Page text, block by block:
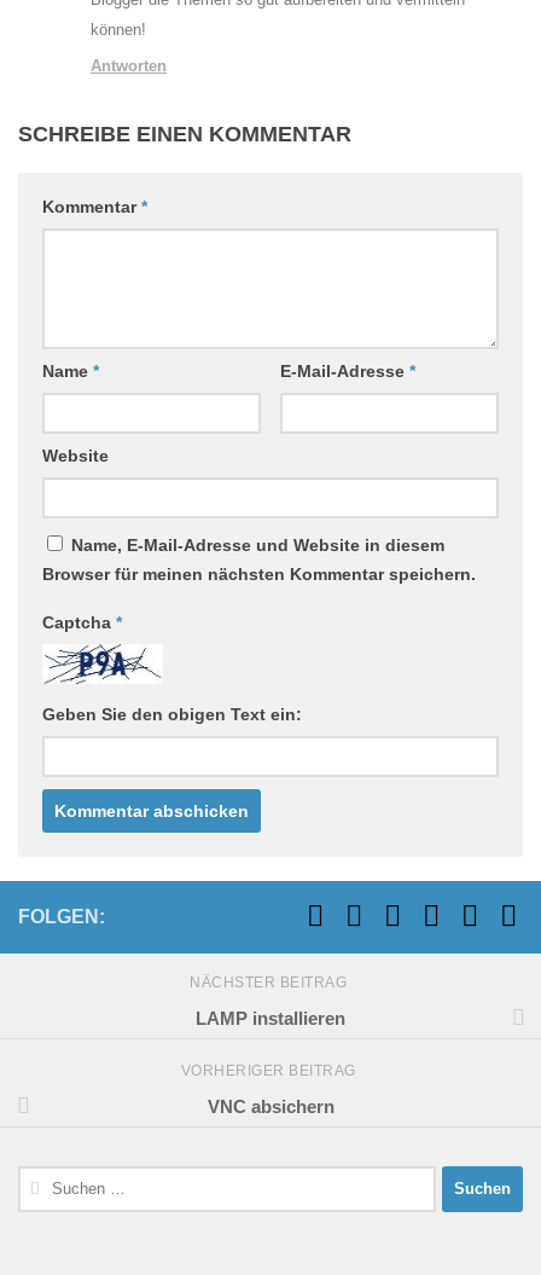
können!
Antworten
SCHREIBE EINEN KOMMENTAR
Kommentar*
Name * E-Mail-Adresse *
Website
Name, E-Mail-Adresse und Website in diesem
Browser für meinen nächsten Kommentar speichern.
Captcha *
Geben Sie den obigen Text ein:
FOLGEN:
NÄCHSTER BEITRAG
LAMP installieren
VORHERIGER BEITRAG
VNC absichern
Suchen
nach: